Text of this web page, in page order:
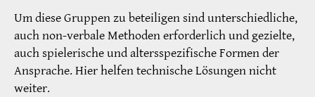
Um diese Gruppen zu beteiligen sind unterschiedliche,
auch non-verbale Methoden erforderlich und gezielte,
auch spielerische und altersspezifische Formen der
Ansprache. Hier helfen technische Lösungen nicht
weiter.